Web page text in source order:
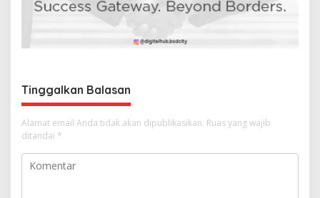
o
Tinggalkan Balasan
Alamat email Anda tidak akan dipublikasikan. Ruas yang wajib
ditandai *